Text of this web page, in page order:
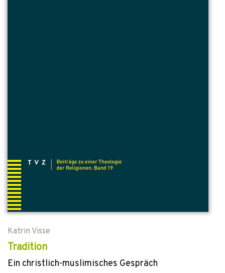
Katrin Visse
Tradition
Ein christlich-muslimisches Gespräch